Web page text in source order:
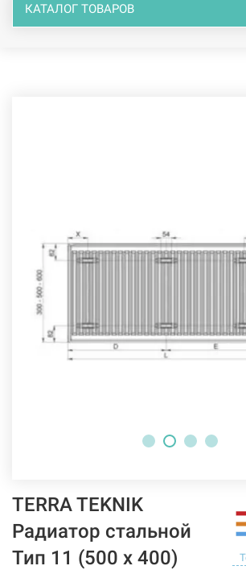
КАТАЛОГ ТОВАРОВ
TERRA TEKNIK
Радиатор стальной
Тип 11 (500 x 400)